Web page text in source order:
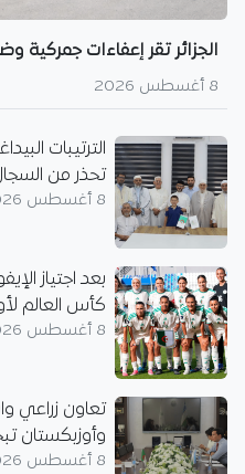
الجزائر تقر إعفاءات جمركية
8 أغسطس 2026
الترتيبات
تحذر من
8 أغسطس 2026
بعد اجتياز
كأس العالم
8 أغسطس 2026
تعاون زراعي
وأوزبكستان
8 أغسطس 2026